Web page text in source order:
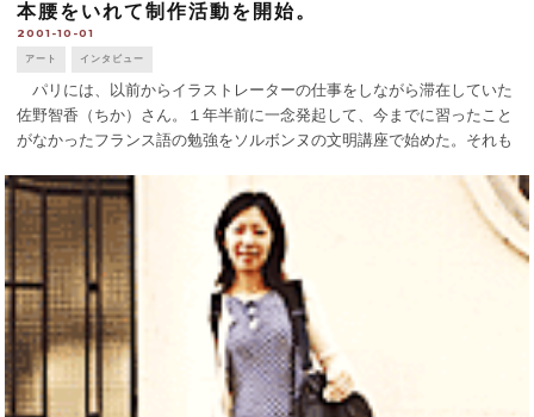
本腰をいれて制作活動を開始。
2001-10-01
アート インタビュー
パリには、以前からイラストレーターの仕事をしながら滞在していた
佐野智香（ちか）さん。１年半前に一念発起して、今までに習ったこと
がなかったフランス語の勉強をソルボンヌの文明講座で始めた。それも
れで気持ちを切り換え、し [...]